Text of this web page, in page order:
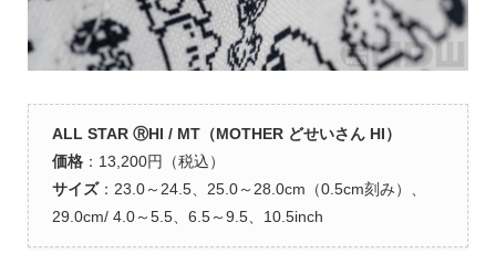
ALL STAR ⓇHI / MT（MOTHER どせいさん HI）
価格：13,200円（税込）
サイズ：23.0～24.5、25.0～28.0cm（0.5cm刻み）、
29.0cm/ 4.0～5.5、6.5～9.5、10.5inch